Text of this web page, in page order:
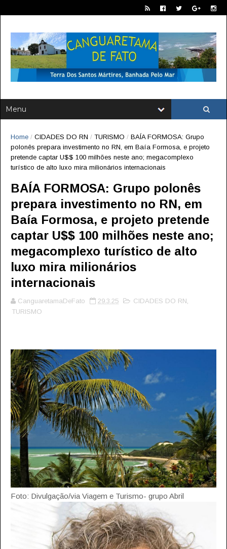
Home / CIDADES DO RN / TURISMO / BAÍA FORMOSA: Grupo
polonês prepara investimento no RN, em Baía Formosa, e projeto
pretende captar U$$ 100 milhões neste ano; megacomplexo
turístico de alto luxo mira milionários internacionais
BAÍA FORMOSA: Grupo polonês
prepara investimento no RN, em
Baía Formosa, e projeto pretende
captar U$$ 100 milhões neste ano;
megacomplexo turístico de alto
luxo mira milionários
internacionais
CanguaretamaDeFato 29.3.25 CIDADES DO RN,
TURISMO
Foto: Divulgação/via Viagem e Turismo- grupo Abril